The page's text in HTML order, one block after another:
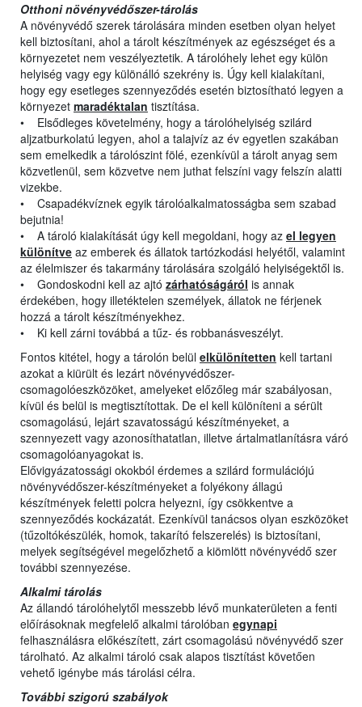
Otthoni növényvédőszer-tárolás
A növényvédő szerek tárolására minden esetben olyan helyet
kell biztosítani, ahol a tárolt készítmények az egészséget és a
környezetet nem veszélyeztetik. A tárolóhely lehet egy külön
helyiség vagy egy különálló szekrény is. Úgy kell kialakítani,
hogy egy esetleges szennyeződés esetén biztosítható legyen a
környezet maradéktalan tisztítása.
• Elsődleges követelmény, hogy a tárolóhelyiség szilárd
aljzatburkolatú legyen, ahol a talajvíz az év egyetlen szakában
sem emelkedik a tárolószint fölé, ezenkívül a tárolt anyag sem
közvetlenül, sem közvetve nem juthat felszíni vagy felszín alatti
vizekbe.
• Csapadékvíznek egyik tárolóalkalmatosságba sem szabad
bejutnia!
• A tároló kialakítását úgy kell megoldani, hogy az el legyen
különítve az emberek és állatok tartózkodási helyétől, valamint
az élelmiszer és takarmány tárolására szolgáló helyiségektől is.
• Gondoskodni kell az ajtó zárhatóságáról is annak
érdekében, hogy illetéktelen személyek, állatok ne férjenek
hozzá a tárolt készítményekhez.
• Ki kell zárni továbbá a tűz- és robbanásveszélyt.
Fontos kitétel, hogy a tárolón belül elkülönítetten kell tartani
azokat a kiürült és lezárt növényvédőszer-
csomagolóeszközöket, amelyeket előzőleg már szabályosan,
kívül és belül is megtisztítottak. De el kell különíteni a sérült
csomagolású, lejárt szavatosságú készítményeket, a
szennyezett vagy azonosíthatatlan, illetve ártalmatlanításra váró
csomagolóanyagokat is.
Elővigyázatossági okokból érdemes a szilárd formulációjú
növényvédőszer-készítményeket a folyékony állagú
készítmények feletti polcra helyezni, így csökkentve a
szennyeződés kockázatát. Ezenkívül tanácsos olyan eszközöket
(tűzoltókészülék, homok, takarító felszerelés) is biztosítani,
melyek segítségével megelőzhető a kiömlött növényvédő szer
további szennyezése.
Alkalmi tárolás
Az állandó tárolóhelytől messzebb lévő munkaterületen a fenti
előírásoknak megfelelő alkalmi tárolóban egynapi
felhasználásra előkészített, zárt csomagolású növényvédő szer
tárolható. Az alkalmi tároló csak alapos tisztítást követően
vehető igénybe más tárolási célra.
További szigorú szabályok